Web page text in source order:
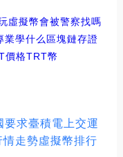
虛擬幣會被警察找嗎
業學什么 區塊鏈存證
價格TRT幣
求臺積電上交運
走勢虛擬幣排行